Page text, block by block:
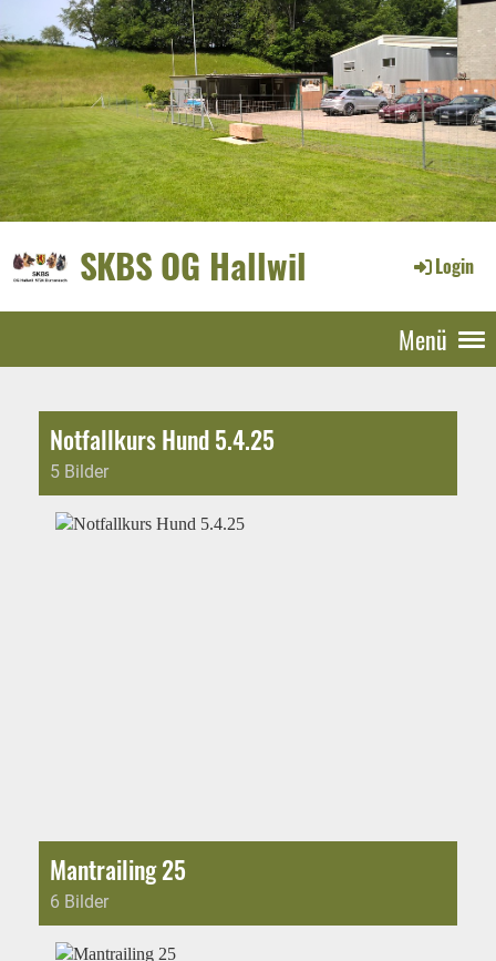
SKBS OG Hallwil Login
Menü
Notfallkurs Hund 5.4.25
5 Bilder
Mantrailing 25
6 Bilder